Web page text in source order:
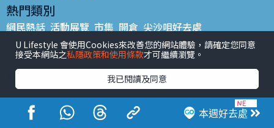
本週好去處
熱門類別
網民熱話 活動展覽 市集 開倉 尖沙咀好去處
銅鑼灣好去處 元朗好去處 荃灣好去處 旺角好去處 社會
餐廳情報 戶外郊遊
熱門標籤
#UGO搵好去處 #人氣活動推介 #美食社群熱話
#親子玩樂好去處
#ULifestyle應用程式
#限時搶
#UJetso禮物放送
#ULifestyle商戶中心 #著數 #網絡熱話
U Lifestyle 會使用Cookies來改善您的網站體驗，請確定您同意
接受本網站之私隱政策和使用條款才可繼續瀏覽。
我已閱讀及同意